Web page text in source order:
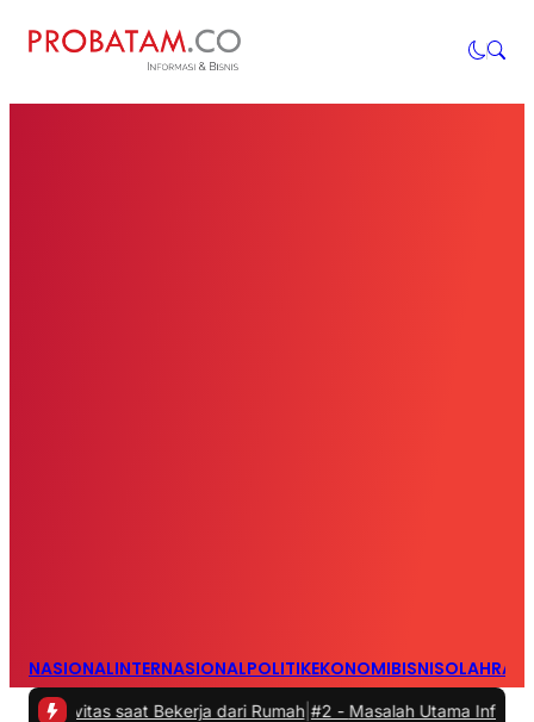
NASIONALINTERNASIONALPOLITIKEKONOMIBISNIS
saat Bekerja dari Rumah |#2 -Masalah Utama Infrastruktur